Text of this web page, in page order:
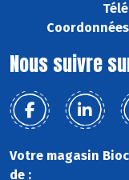
Coordonnées
Nous suivre
Votre magasin
de :